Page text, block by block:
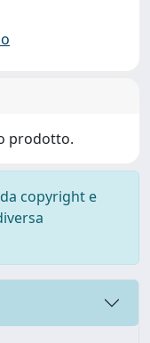
prodotto.
copyright e